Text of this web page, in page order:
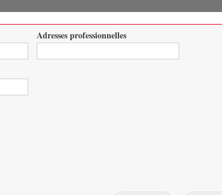
Adresses professionnelles